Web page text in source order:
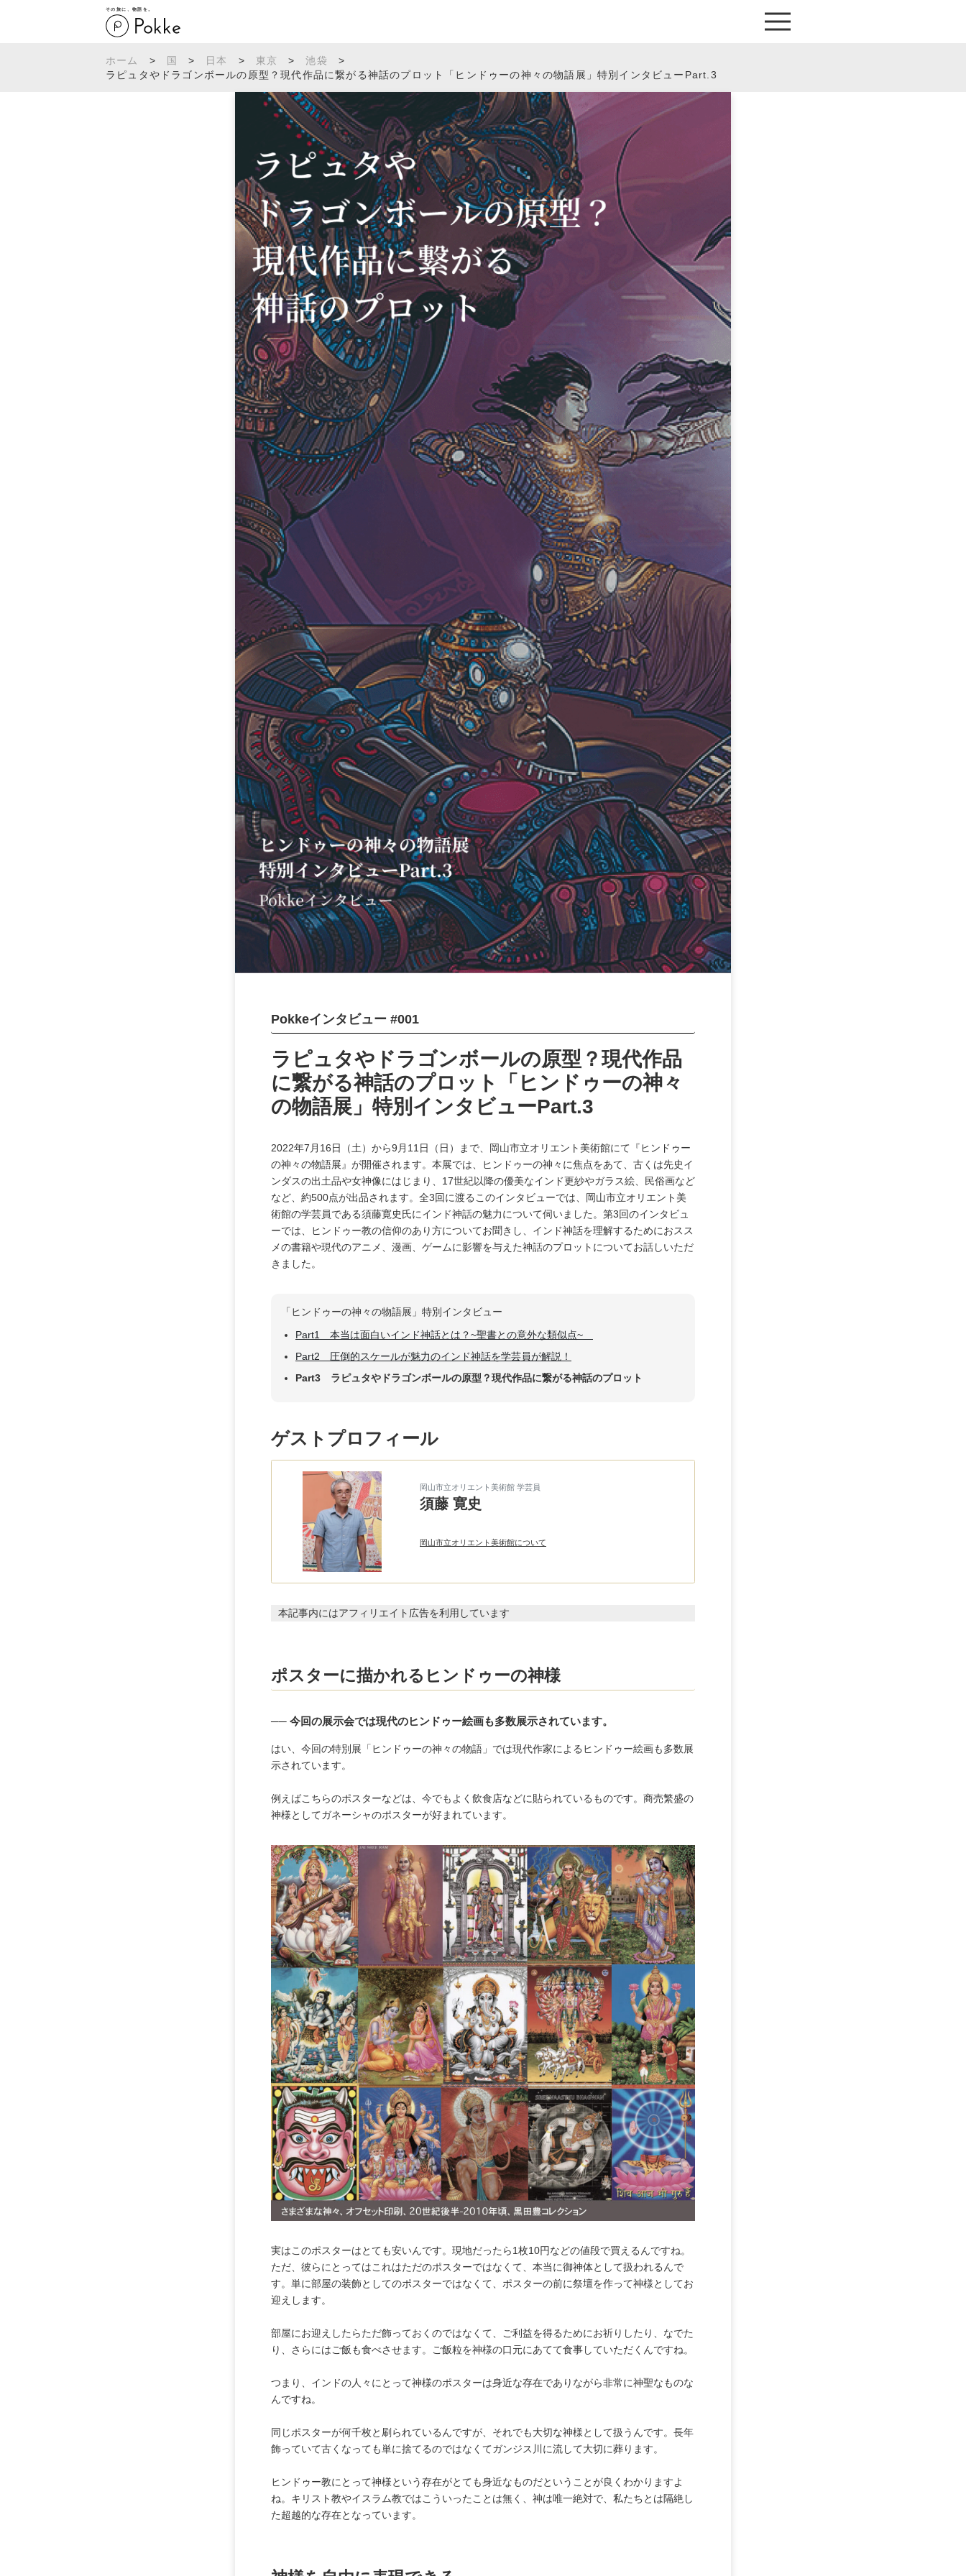
その旅に、物語を。
ホーム > 国 > 日本 > 東京 > 池袋
>
ラピュタやドラゴンボールの原型？現代作品に繋がる神話のプロット「ヒンドゥーの神々の物語展」特別インタビューPart.3
Pokkeインタビュー #001
ラピュタやドラゴンボールの原型？現代作品
に繋がる神話のプロット「ヒンドゥーの神々
の物語展」特別インタビューPart.3
2022年7月16日（土）から9月11日（日）まで、岡山市立オリエント美術館にて『ヒンドゥー
の神々の物語展』が開催されます。本展では、ヒンドゥーの神々に焦点をあて、古くは先史イ
ンダスの出土品や女神像にはじまり、17世紀以降の優美なインド更紗やガラス絵、民俗画など
など、約500点が出品されます。全3回に渡るこのインタビューでは、岡山市立オリエント美
術館の学芸員である須藤寛史氏にインド神話の魅力について伺いました。第3回のインタビュ
ーでは、ヒンドゥー教の信仰のあり方についてお聞きし、インド神話を理解するためにおスス
メの書籍や現代のアニメ、漫画、ゲームに影響を与えた神話のプロットについてお話しいただ
きました。
「ヒンドゥーの神々の物語展」特別インタビュー
Part1 本当は面白いインド神話とは？~聖書との意外な類似点~
Part2 圧倒的スケールが魅力のインド神話を学芸員が解説！
Part3 ラピュタやドラゴンボールの原型？現代作品に繋がる神話のプロット
ゲストプロフィール
岡山市立オリエント美術館 学芸員
須藤 寛史
岡山市立オリエント美術館について
本記事内にはアフィリエイト広告を利用しています
ポスターに描かれるヒンドゥーの神様
── 今回の展示会では現代のヒンドゥー絵画も多数展示されています。
はい、今回の特別展「ヒンドゥーの神々の物語」では現代作家によるヒンドゥー絵画も多数展
示されています。
例えばこちらのポスターなどは、今でもよく飲食店などに貼られているものです。商売繁盛の
神様としてガネーシャのポスターが好まれています。
実はこのポスターはとても安いんです。現地だったら1枚10円などの値段で買えるんですね。
ただ、彼らにとってはこれはただのポスターではなくて、本当に御神体として扱われるんで
す。単に部屋の装飾としてのポスターではなくて、ポスターの前に祭壇を作って神様としてお
迎えします。
部屋にお迎えしたらただ飾っておくのではなくて、ご利益を得るためにお祈りしたり、なでた
り、さらにはご飯も食べさせます。ご飯粒を神様の口元にあてて食事していただくんですね。
つまり、インドの人々にとって神様のポスターは身近な存在でありながら非常に神聖なものな
んですね。
同じポスターが何千枚と刷られているんですが、それでも大切な神様として扱うんです。長年
飾っていて古くなっても単に捨てるのではなくてガンジス川に流して大切に葬ります。
ヒンドゥー教にとって神様という存在がとても身近なものだということが良くわかりますよ
ね。キリスト教やイスラム教ではこういったことは無く、神は唯一絶対で、私たちとは隔絶し
た超越的な存在となっています。